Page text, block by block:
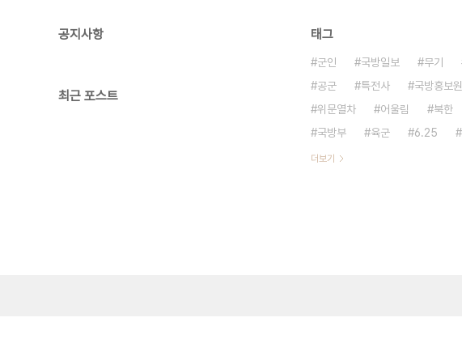
공지사항
최근 포스트
태그
군인 국방일보 무기
공군
특전사 국방홍보원
위문열차
어울림 북한
국방부
육군 6.25
더보기